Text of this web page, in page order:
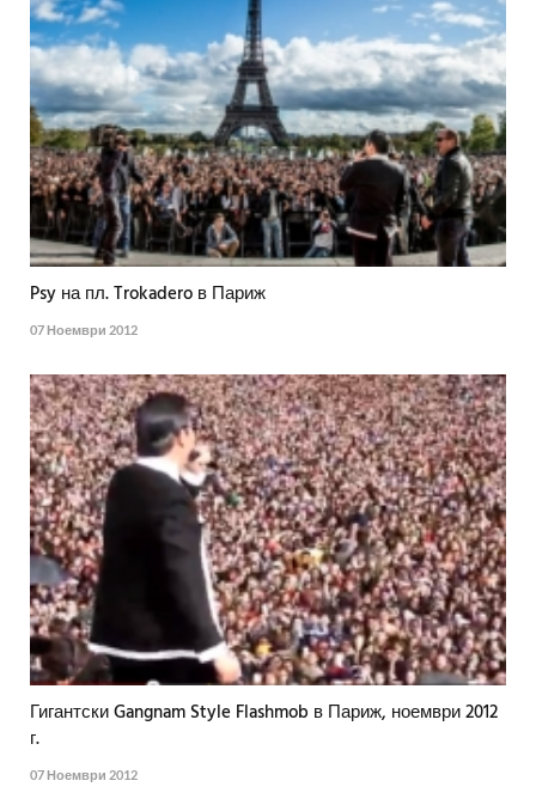
Psy на пл. Trokadero в Париж
07 Ноември 2012
Гигантски Gangnam Style Flashmob в Париж, ноември 2012
г.
07 Ноември 2012